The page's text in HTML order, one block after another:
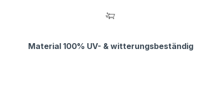
Material 100% UV- & witterungsbeständig